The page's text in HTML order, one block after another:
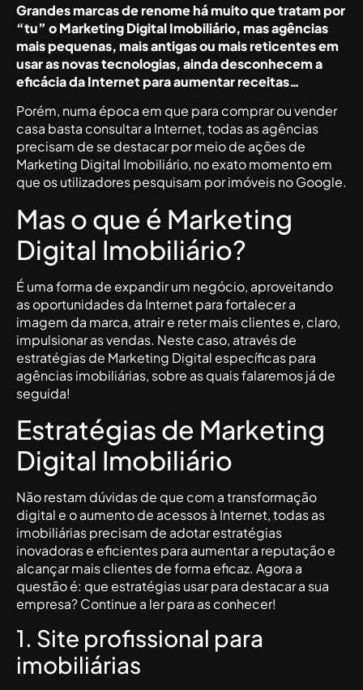
Grandes marcas de renome há muito que tratam por
“tu” o Marketing Digital Imobiliário, mas agências
mais pequenas, mais antigas ou mais reticentes em
usar as novas tecnologias, ainda desconhecem a
eficácia da Internet para aumentar receitas…
Porém, numa época em que para comprar ou vender
casa basta consultar a Internet, todas as agências
precisam de se destacar por meio de ações de
Marketing Digital Imobiliário, no exato momento em
que os utilizadores pesquisam por imóveis no Google.
Mas o que é Marketing
Digital Imobiliário?
É uma forma de expandir um negócio, aproveitando
as oportunidades da Internet para fortalecer a
imagem da marca, atrair e reter mais clientes e, claro,
impulsionar as vendas. Neste caso, através de
estratégias de Marketing Digital específicas para
agências imobiliárias, sobre as quais falaremos já de
seguida!
Estratégias de Marketing
Digital Imobiliário
Não restam dúvidas de que com a transformação
digital e o aumento de acessos à Internet, todas as
imobiliárias precisam de adotar estratégias
inovadoras e eficientes para aumentar a reputação e
alcançar mais clientes de forma eficaz. Agora a
questão é: que estratégias usar para destacar a sua
empresa? Continue a ler para as conhecer!
1. Site profissional para
imobiliárias